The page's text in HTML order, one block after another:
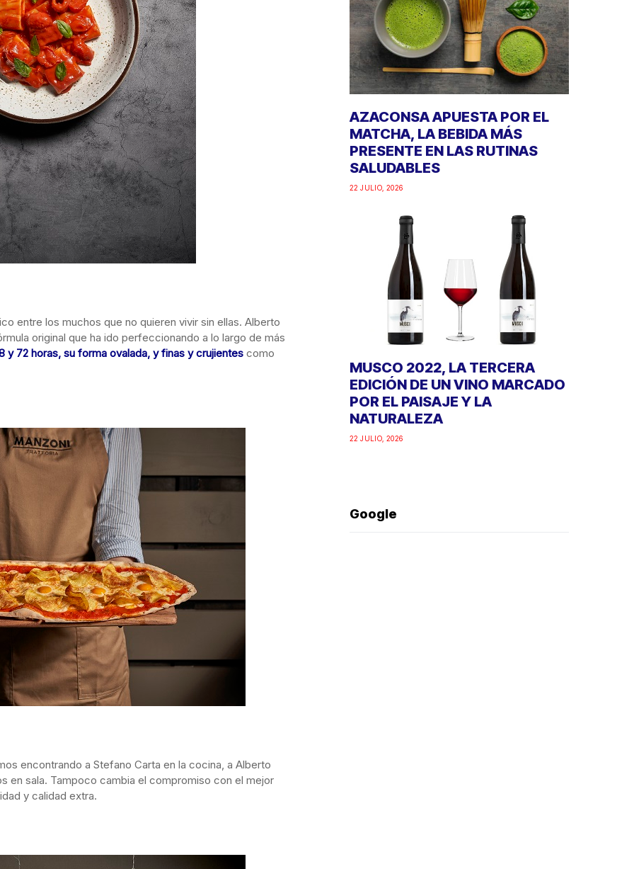
entre los muchos que no quieren vivir sin ellas. Alberto
original que ha ido perfeccionando a lo largo de más
y 72 horas, su forma ovalada, y finas y crujientes como
encontrando a Stefano Carta en la cocina, a Alberto
en sala. Tampoco cambia el compromiso con el mejor
y calidad extra.
AZACONSA APUESTA POR EL
MATCHA, LA BEBIDA MÁS
PRESENTE EN LAS RUTINAS
SALUDABLES
22 JULIO, 2026
MUSCO 2022, LA TERCERA
EDICIÓN DE UN VINO MARCADO
POR EL PAISAJE Y LA
NATURALEZA
22 JULIO, 2026
Google